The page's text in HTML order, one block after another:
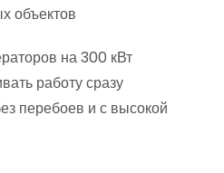
объектов
на 300 кВт
работу сразу
перебоев и с высокой